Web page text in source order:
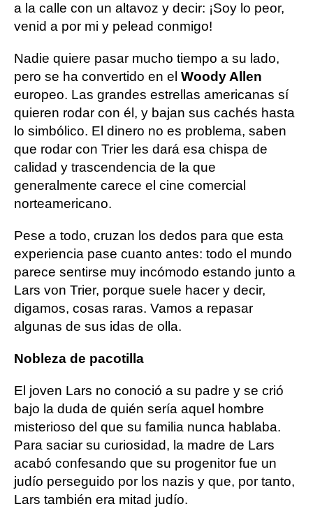
a la calle con un altavoz y decir: ¡Soy lo peor,
venid a por mi y pelead conmigo!
Nadie quiere pasar mucho tiempo a su lado,
pero se ha convertido en el Woody Allen
europeo. Las grandes estrellas americanas sí
quieren rodar con él, y bajan sus cachés hasta
lo simbólico. El dinero no es problema, saben
que rodar con Trier les dará esa chispa de
calidad y trascendencia de la que
generalmente carece el cine comercial
norteamericano.
Pese a todo, cruzan los dedos para que esta
experiencia pase cuanto antes: todo el mundo
parece sentirse muy incómodo estando junto a
Lars von Trier, porque suele hacer y decir,
digamos, cosas raras. Vamos a repasar
algunas de sus idas de olla.
Nobleza de pacotilla
El joven Lars no conoció a su padre y se crió
bajo la duda de quién sería aquel hombre
misterioso del que su familia nunca hablaba.
Para saciar su curiosidad, la madre de Lars
acabó confesando que su progenitor fue un
judío perseguido por los nazis y que, por tanto,
Lars también era mitad judío.